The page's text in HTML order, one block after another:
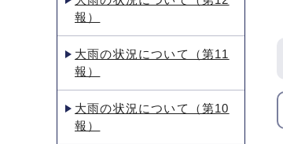
報）
大雨の状況について（第11
報）
大雨の状況について（第10
報）